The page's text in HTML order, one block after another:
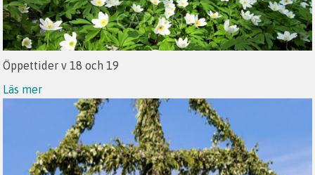
Öppettider v 18 och 19
Läs mer